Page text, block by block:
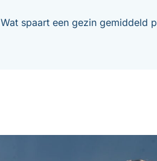
Wat spaart een gezin gemiddeld